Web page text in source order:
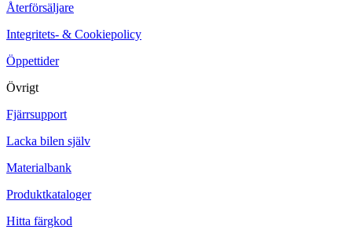
Återförsäljare
Integritets- & Cookiepolicy
Öppettider
Övrigt
Fjärrsupport
Lacka bilen själv
Materialbank
Produktkataloger
Hitta färgkod